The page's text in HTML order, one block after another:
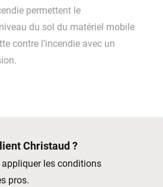
permettent le
du sol du matériel mobile
contre l’incendie avec un
Christaud ?
les conditions
pros.